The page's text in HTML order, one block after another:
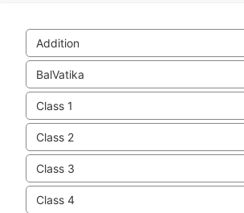
Addition
BalVatika
Class 1
Class 2
Class 3
Class 4